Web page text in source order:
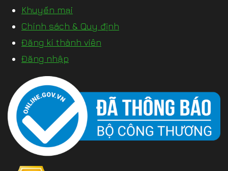
Khuyến mại
Chính sách & Quy định
Đăng kí thành viên
Đăng nhập